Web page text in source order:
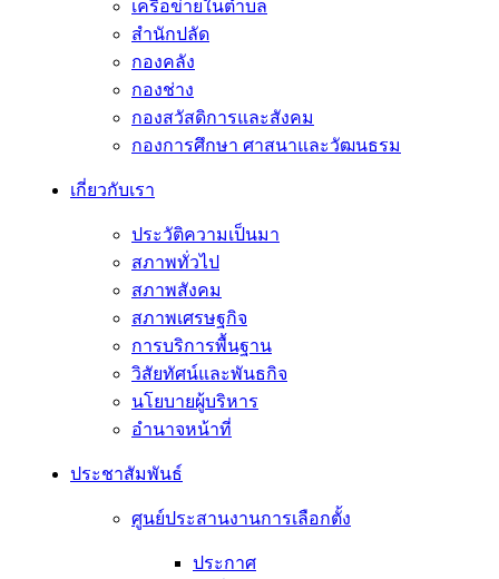
เครือข่ายในตำบล
สำนักปลัด
กองคลัง
กองช่าง
กองสวัสดิการและสังคม
กองการศึกษา ศาสนาและวัฒนธรม
เกี่ยวกับเรา
ประวัติความเป็นมา
สภาพทั่วไป
สภาพสังคม
สภาพเศรษฐกิจ
การบริการพื้นฐาน
วิสัยทัศน์และพันธกิจ
นโยบายผู้บริหาร
อํานาจหน้าที่
ประชาสัมพันธ์
ศูนย์ประสานงานการเลือกตั้ง
ประกาศ